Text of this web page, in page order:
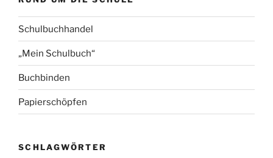
Schulbuchhandel
„Mein Schulbuch“
Buchbinden
Papierschöpfen
SCHLAGWÖRTER